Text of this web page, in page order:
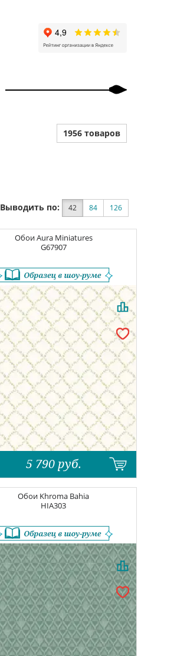
1956 товаров
Выводить по: 42 84 126
ОбоиAura Miniatures
G67907
5 790 руб.
Обои Khroma Bahia
HIA303